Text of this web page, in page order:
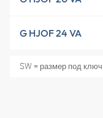
G HJOF 24 VA
SW = размер под ключ